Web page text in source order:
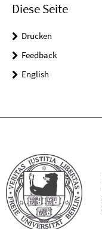
Diese Seite
Drucken
Feedback
English